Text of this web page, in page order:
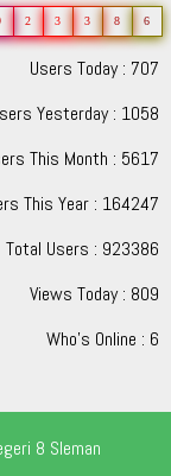
2 3 3 8 6
Users Today : 707
Yesterday : 1058
This Month : 5617
This Year : 164247
Total Users : 923386
Views Today : 809
Who's Online : 6
8 Sleman